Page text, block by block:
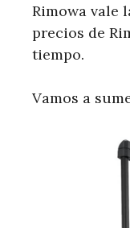
Rimowa vale
precios de
tiempo.
Vamos a